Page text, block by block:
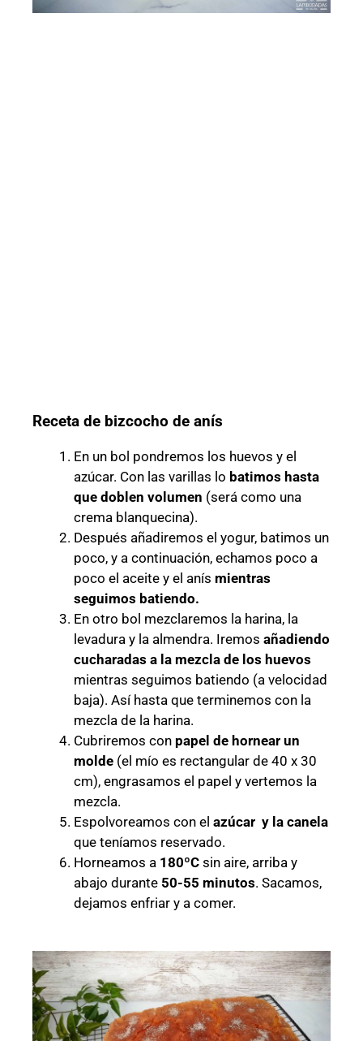
Receta de bizcocho de anís
En un bol pondremos los huevos y el
azúcar. Con las varillas lo batimos hasta
que doblen volumen (será como una
crema blanquecina).
Después añadiremos el yogur, batimos un
poco, y a continuación, echamos poco a
poco el aceite y el anís mientras
seguimos batiendo.
En otro bol mezclaremos la harina, la
levadura y la almendra. Iremos añadiendo
cucharadas a la mezcla de los huevos
mientras seguimos batiendo (a velocidad
baja). Así hasta que terminemos con la
mezcla de la harina.
Cubriremos con papel de hornear un
molde (el mío es rectangular de 40 x 30
cm), engrasamos el papel y vertemos la
mezcla.
Espolvoreamos con el azúcar y la canela
que teníamos reservado.
Horneamos a 180ºC sin aire, arriba y
abajo durante 50-55 minutos. Sacamos,
dejamos enfriar y a comer.